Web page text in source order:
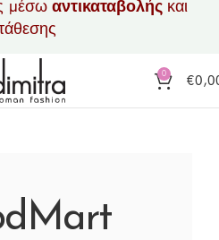
0 €
μέσω αντικαταβολής και